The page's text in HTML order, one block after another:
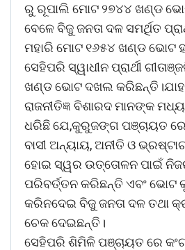
ରୁ ରୂପାଲି ମୋଟ ୨୭୪୪ ଖଣ୍ଡ
ବେଳେ ବିଜୁ ଜନତା ଦଳ ସମର୍ଥିତ
ମହାରି ମୋଟ ୧୬୫୪ ଖଣ୍ଡ ଭୋଟ
ସେହିପରି ସ୍ୱାଧୀନ ପ୍ରାର୍ଥୀ
ଖଣ୍ଡ ଭୋଟ ଦଖଲ
ରାଜନୀତିଜ୍ଞ ବିଶାରଦ ମାନଙ୍କ
ଧରିଛି ଯେ,କୁରୁଜଙ୍ଗ ପଞ୍ଚାୟତ
ବାସୀ ଅନ୍ୟାୟ, ଅନୀତି ଓ
ହୋଇ ସ୍ୱର ଉତ୍ତୋଳନ ପାଇଁ
ପରିବର୍ତ୍ତନ କରିଛନ୍ତି ଏବଂ ଭୋଟ
କରିନଦେଇ ବିଜୁ ଜନତା ଦଳ ତଥା
ଚେକ ଦେଇଛନ୍ତି।
ସେହିପରି ଶିମିଳି ପଞ୍ଚାୟତ ରେ